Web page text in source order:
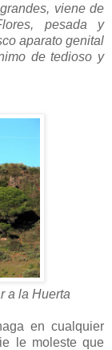
viene de
pesada y
aparato genital
de tedioso y
a la Huerta
en cualquier
le moleste que